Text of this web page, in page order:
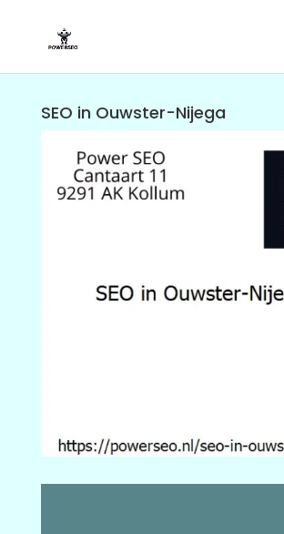
SEO in Ouwster-Nijega